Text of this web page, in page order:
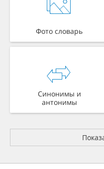
Фото словарь
Синонимы и
антонимы